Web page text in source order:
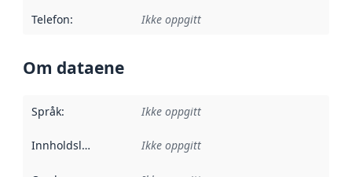
Telefon: Ikke oppgitt
Om dataene
Språk: Ikke oppgitt
Innholdsleverandører :
Ikke oppgitt